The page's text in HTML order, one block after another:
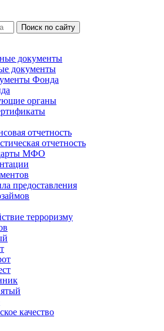
Поиск по сайту
документы
документы
Фонда
органы
отчетность
отчетность
МФО
предоставления
терроризму
качество